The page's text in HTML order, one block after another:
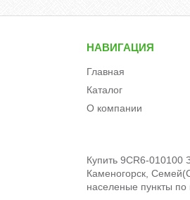
НАВИГАЦИЯ
Главная
Каталог
О компании
Купить 9CR6-010100
Каменогорск,
населеные пункты по